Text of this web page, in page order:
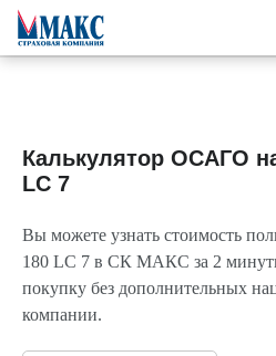
Калькулятор ОСАГО
LC 7
Вы можете узнать стоимость
180 LC 7 в СК МАКС за 2
покупку без дополнительных
компании.